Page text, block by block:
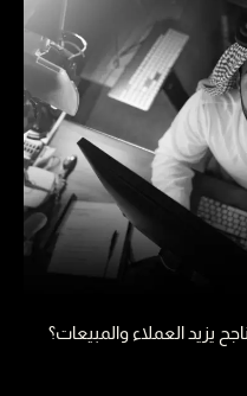
يزيد العملاء والمبيعات؟